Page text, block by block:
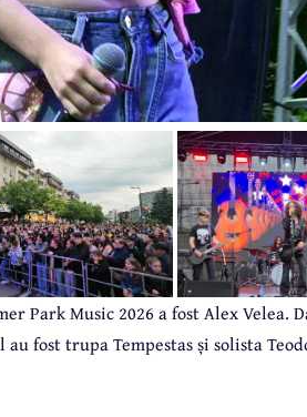
Park Music 2026 a fost Alex Velea.
fost trupa Tempestas și solista